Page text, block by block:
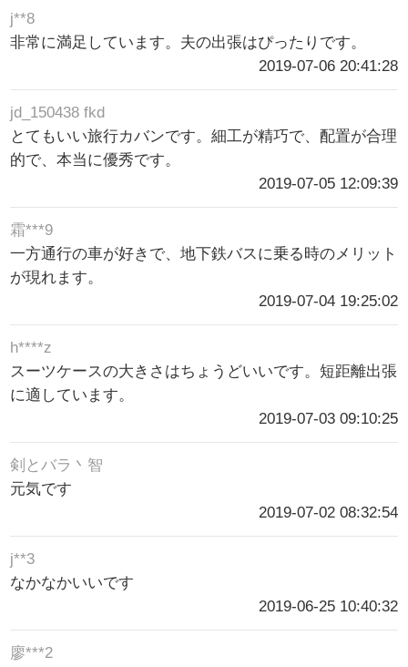
j**8
非常に満足しています。夫の出張はぴったりです。
2019-07-06 20:41:28
jd_150438 fkd
とてもいい旅行カバンです。細工が精巧で、配置が合理
的で、本当に優秀です。
2019-07-05 12:09:39
霜***9
一方通行の車が好きで、地下鉄バスに乗る時のメリット
が現れます。
2019-07-04 19:25:02
h****z
スーツケースの大きさはちょうどいいです。短距離出張
に適しています。
2019-07-03 09:10:25
剣とバラ丶智
元気です
2019-07-02 08:32:54
j**3
なかなかいいです
2019-06-25 10:40:32
廖***2